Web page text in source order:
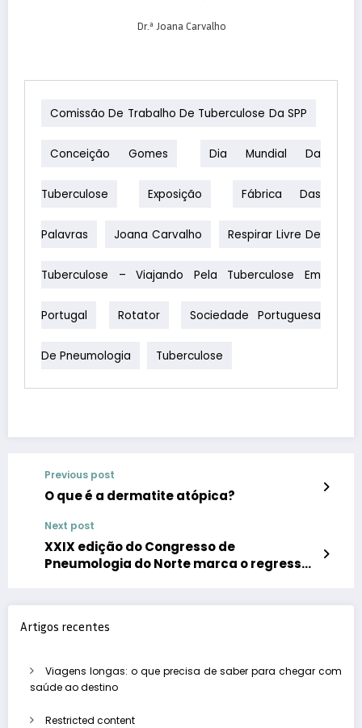
Dr.ª Joana Carvalho
Comissão De Trabalho De Tuberculose Da SPP
Conceição Gomes Dia Mundial Da
Tuberculose Exposição Fábrica Das
Palavras Joana Carvalho Respirar Livre De
Tuberculose – Viajando Pela Tuberculose Em
Portugal Rotator Sociedade Portuguesa
De Pneumologia Tuberculose
Previous post
O que é a dermatite atópica?
Next post
XXIX edição do Congresso de
Pneumologia do Norte marca o regresso
Artigos recentes
Viagens longas: o que precisa de saber para chegar com
saúde ao destino
Restricted content